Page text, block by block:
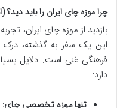
چرا موزه چای ایران را باید
بازدید از موزه چای ایران،
این یک سفر به گذشته،
فرهنگی غنی است. دلایل
دارد: